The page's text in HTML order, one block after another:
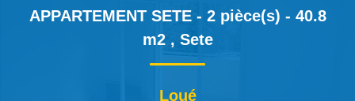
ESTIMER
APPARTEMENT SETE - 2 pièce(s) - 40.8
m2 , Sete
Loué